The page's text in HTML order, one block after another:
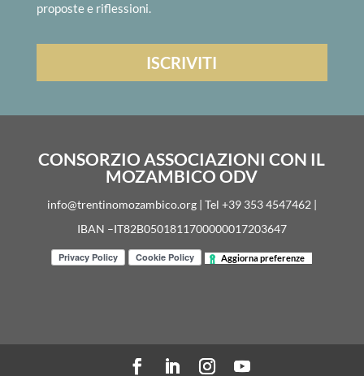
proposte e riflessioni.
CONSORZIO ASSOCIAZIONI CON IL
MOZAMBICO ODV
info@trentinomozambico.org | Tel +39 353 4547462 |
IBAN –IT82B0501811700000017203647
Aggiorna preferenze